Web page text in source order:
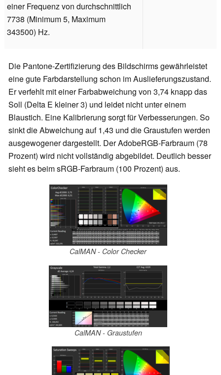
einer Frequenz von durchschnittlich
7738 (Minimum 5, Maximum
343500) Hz.
Die Pantone-Zertifizierung des Bildschirms gewährleistet
eine gute Farbdarstellung schon im Auslieferungszustand.
Er verfehlt mit einer Farbabweichung von 3,74 knapp das
Soll (Delta E kleiner 3) und leidet nicht unter einem
Blaustich. Eine Kalibrierung sorgt für Verbesserungen. So
sinkt die Abweichung auf 1,43 und die Graustufen werden
ausgewogener dargestellt. Der AdobeRGB-Farbraum (78
Prozent) wird nicht vollständig abgebildet. Deutlich besser
sieht es beim sRGB-Farbraum (100 Prozent) aus.
CalMAN - Color Checker
CalMAN - Graustufen